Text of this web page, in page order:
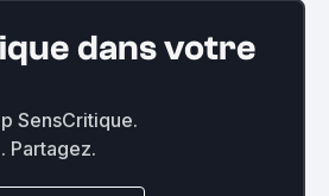
dans votre
SensCritique.
Partagez.